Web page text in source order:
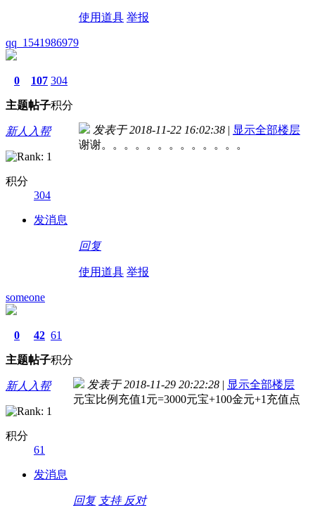
使用道具 举报
qq_1541986979
0
主题
107
帖子
304
积分
新人入帮
积分
304
发消息
发表于 2018-11-22 16:02:38 | 显示全部楼层
谢谢。。。。。。。。。。。。。
回复
使用道具 举报
someone
0
主题
42
帖子
61
积分
新人入帮
积分
61
发消息
发表于 2018-11-29 20:22:28 | 显示全部楼层
元宝比例充值1元=3000元宝+100金元+1充值点
回复 支持 反对